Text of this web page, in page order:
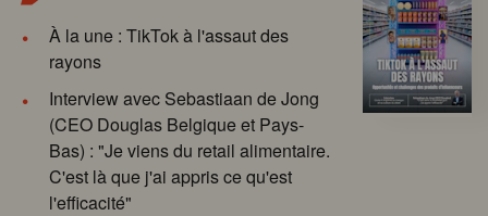
À la une : TikTok à l'assaut des
rayons
Interview avec Sebastiaan de Jong
(CEO Douglas Belgique et Pays-
Bas) : "Je viens du retail alimentaire.
C'est là que j'ai appris ce qu'est
l'efficacité"